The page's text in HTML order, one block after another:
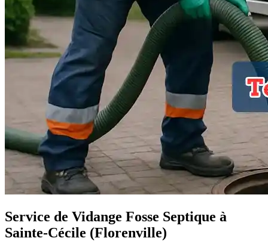
Service de Vidange Fosse Septique à
Sainte-Cécile (Florenville)